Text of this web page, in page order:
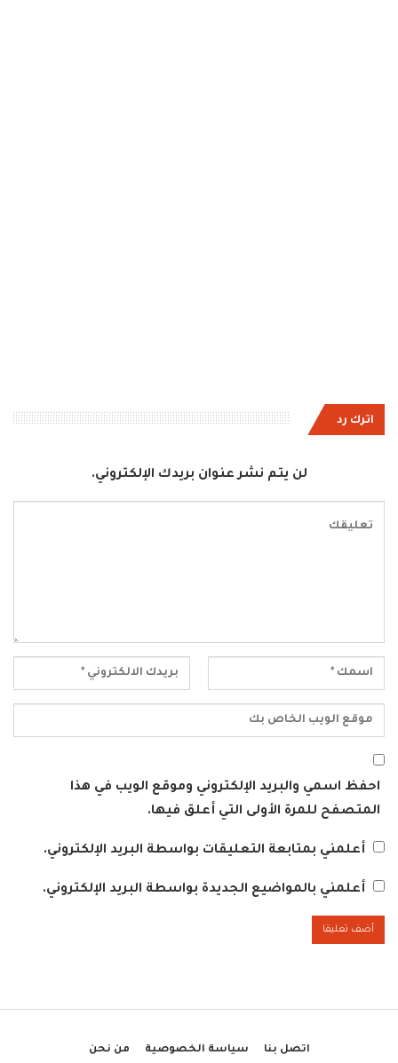
اترك رد
لن يتم نشر عنوان بريدك الإلكتروني.
احفظ اسمي والبريد الإلكتروني وموقع الويب في هذا
المتصفح للمرة الأولى التي أعلق فيها.
أعلمني بمتابعة التعليقات بواسطة البريد الإلكتروني.
أعلمني بالمواضيع الجديدة بواسطة البريد الإلكتروني.
اتصل بنا سياسة الخصوصية من نحن